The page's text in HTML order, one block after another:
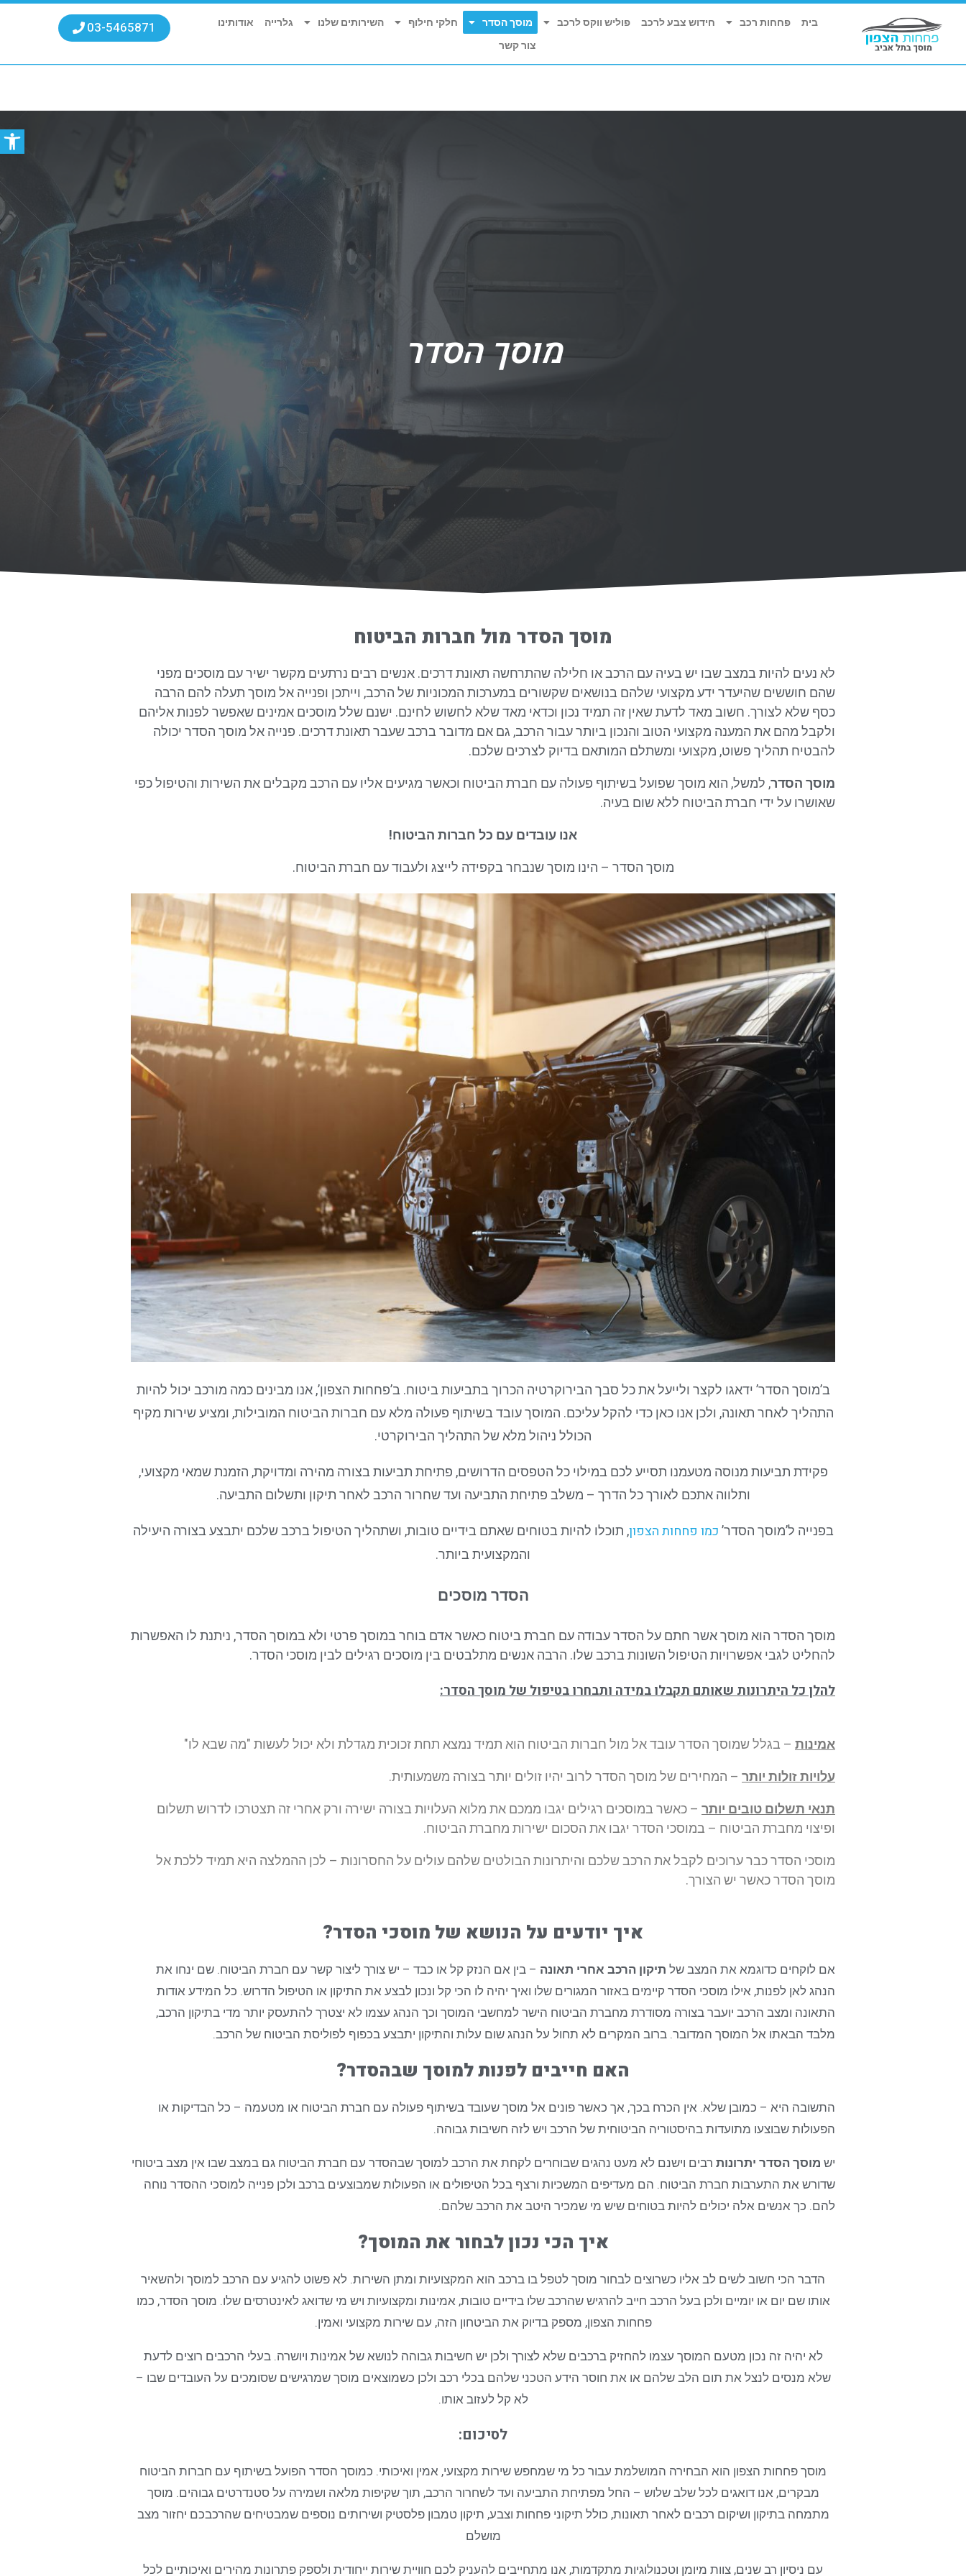
פתח
הנצי"ב 4, תל אביב - יפו
א'-ה' 16:00 - 07:00 | ו' 12:00 - 07:00
בית פחחות רכב חידוש צבע לרכב פוליש ווקס לרכב מוסך הסדר חלקי חילוף השירותים שלנו גלרייה
אודותינו
צור קשר
03-5465871
מוסך הסדר
מוסך הסדר מול חברות הביטוח
לא נעים להיות במצב שבו יש בעיה עם הרכב או חלילה שהתרחשה תאונת דרכים. אנשים רבים נרתעים מקשר ישיר עם מוסכים מפני
שהם חוששים שהיעדר ידע מקצועי שלהם בנושאים שקשורים במערכות המכוניות של הרכב, וייתכן ופנייה אל מוסך תעלה להם הרבה
כסף שלא לצורך. חשוב מאד לדעת שאין זה תמיד נכון וכדאי מאד שלא לחשוש לחינם. ישנם שלל מוסכים אמינים שאפשר לפנות אליהם
ולקבל מהם את המענה מקצועי הטוב והנכון ביותר עבור הרכב, גם אם מדובר ברכב שעבר תאונת דרכים. פנייה אל מוסך הסדר יכולה
להבטיח תהליך פשוט, מקצועי ומשתלם המותאם בדיוק לצרכים שלכם.
מוסך הסדר, למשל, הוא מוסך שפועל בשיתוף פעולה עם חברת הביטוח וכאשר מגיעים אליו עם הרכב מקבלים את השירות והטיפול כפי
שאושרו על ידי חברת הביטוח ללא שום בעיה.
אנו עובדים עם כל חברות הביטוח!
מוסך הסדר – הינו מוסך שנבחר בקפידה לייצג ולעבוד עם חברת הביטוח.
ב’מוסך הסדר’ ידאגו לקצר ולייעל את כל סבך הבירוקרטיה הכרוך בתביעות ביטוח. ב’פחחות הצפון’, אנו מבינים כמה מורכב יכול להיות
התהליך לאחר תאונה, ולכן אנו כאן כדי להקל עליכם. המוסך עובד בשיתוף פעולה מלא עם חברות הביטוח המובילות, ומציע שירות מקיף
הכולל ניהול מלא של התהליך הבירוקרטי.
פקידת תביעות מנוסה מטעמנו תסייע לכם במילוי כל הטפסים הדרושים, פתיחת תביעות בצורה מהירה ומדויקת, הזמנת שמאי מקצועי,
ותלווה אתכם לאורך כל הדרך – משלב פתיחת התביעה ועד שחרור הרכב לאחר תיקון ותשלום התביעה.
בפנייה ל’מוסך הסדר’ כמו פחחות הצפון, תוכלו להיות בטוחים שאתם בידיים טובות, ושתהליך הטיפול ברכב שלכם יתבצע בצורה היעילה
והמקצועית ביותר.
הסדר מוסכים
מוסך הסדר הוא מוסך אשר חתם על הסדר עבודה עם חברת ביטוח כאשר אדם בוחר במוסך פרטי ולא במוסך הסדר, ניתנת לו האפשרות
להחליט לגבי אפשרויות הטיפול השונות ברכב שלו. הרבה אנשים מתלבטים בין מוסכים רגילים לבין מוסכי הסדר.
להלן כל היתרונות שאותם תקבלו במידה ותבחרו בטיפול של מוסך הסדר:
אמינות – בגלל שמוסך הסדר עובד אל מול חברות הביטוח הוא תמיד נמצא תחת זכוכית מגדלת ולא יכול לעשות "מה שבא לו"
עלויות זולות יותר – המחירים של מוסך הסדר לרוב יהיו זולים יותר בצורה משמעותית.
תנאי תשלום טובים יותר – כאשר במוסכים רגילים יגבו ממכם את מלוא העלויות בצורה ישירה ורק אחרי זה תצטרכו לדרוש תשלום
ופיצוי מחברת הביטוח – במוסכי הסדר יגבו את הסכום ישירות מחברת הביטוח.
מוסכי הסדר כבר ערוכים לקבל את הרכב שלכם והיתרונות הבולטים שלהם עולים על החסרונות – לכן ההמלצה היא תמיד ללכת אל
מוסך הסדר כאשר יש הצורך.
איך יודעים על הנושא של מוסכי הסדר?
אם לוקחים כדוגמא את המצב של תיקון הרכב אחרי תאונה – בין אם הנזק קל או כבד – יש צורך ליצור קשר עם חברת הביטוח. שם ינחו את
הנהג לאן לפנות, אילו מוסכי הסדר קיימים באזור המגורים שלו ואיך יהיה לו הכי קל ונכון לבצע את התיקון או הטיפול הדרוש. כל המידע אודות
התאונה ומצב הרכב יועבר בצורה מסודרת מחברת הביטוח הישר למחשבי המוסך וכך הנהג עצמו לא יצטרך להתעסק יותר מדי בתיקון הרכב,
מלבד הבאתו אל המוסך המדובר. ברוב המקרים לא תחול על הנהג שום עלות והתיקון יתבצע בכפוף לפוליסת הביטוח של הרכב.
האם חייבים לפנות למוסך שבהסדר?
התשובה היא – כמובן שלא. אין הכרח בכך, אך כאשר פונים אל מוסך שעובד בשיתוף פעולה עם חברת הביטוח או מטעמה – כל הבדיקות או
הפעולות שבוצעו מתועדות בהיסטוריה הביטוחית של הרכב ויש לזה חשיבות גבוהה.
יש מוסך הסדר יתרונות רבים וישנם לא מעט נהגים שבוחרים לקחת את הרכב למוסך שבהסדר עם חברת הביטוח גם במצב שבו אין מצב ביטוחי
שדורש את התערבות חברת הביטוח. הם מעדיפים המשכיות ורצף בכל הטיפולים או הפעולות שמבוצעים ברכב ולכן פנייה למוסכי ההסדר נוחה
להם. כך אנשים אלה יכולים להיות בטוחים שיש מי שמכיר היטב את הרכב שלהם.
איך הכי נכון לבחור את המוסך?
הדבר הכי חשוב לשים לב אליו כשרוצים לבחור מוסך לטפל בו ברכב הוא המקצועיות ומתן השירות. לא פשוט להגיע עם הרכב למוסך ולהשאיר
אותו שם יום או יומיים ולכן בעל הרכב חייב להרגיש שהרכב שלו בידיים טובות, אמינות ומקצועיות ויש מי שדואג לאינטרסים שלו. מוסך הסדר, כמו
פחחות הצפון, מספק בדיוק את הביטחון הזה, עם שירות מקצועי ואמין.
לא יהיה זה נכון מטעם המוסך עצמו להחזיק ברכבים שלא לצורך ולכן יש חשיבות גבוהה לנושא של אמינות ויושרה. בעלי הרכבים רוצים לדעת
שלא מנסים לנצל את תום הלב שלהם או את חוסר הידע הטכני שלהם בכלי רכב ולכן כשמוצאים מוסך שמרגישים שסומכים על העובדים שבו –
לא קל לעזוב אותו.
לסיכום:
מוסך פחחות הצפון הוא הבחירה המושלמת עבור כל מי שמחפש שירות מקצועי, אמין ואיכותי. כמוסך הסדר הפועל בשיתוף עם חברות הביטוח
מבקרים, אנו דואגים לכל שלב שלוש – החל מפתיחת התביעה ועד לשחרור הרכב, תוך שקיפות מלאה ושמירה על סטנדרטים גבוהים. מוסך
מתמחה בתיקון ושיקום רכבים לאחר תאונות, כולל תיקוני פחחות וצבע, תיקון טמבון פלסטיק ושירותים נוספים שמבטיחים שהרכבכם יחזור מצב
מושלם
עם ניסיון רב שנים, צוות מיומן וטכנולוגיות מתקדמות, אנו מתחייבים להעניק לכם חוויית שירות ייחודית ולספק פתרונות מהירים ואיכותיים לכל